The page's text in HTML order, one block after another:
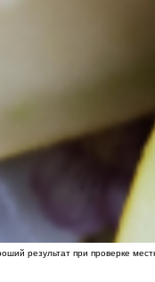
результат при проверке